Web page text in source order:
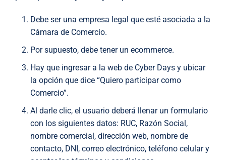
Debe ser una empresa legal que esté asociada a la
Cámara de Comercio.
Por supuesto, debe tener un ecommerce.
Hay que ingresar a la web de Cyber Days y ubicar
la opción que dice “Quiero participar como
Comercio”.
Al darle clic, el usuario deberá llenar un formulario
con los siguientes datos: RUC, Razón Social,
nombre comercial, dirección web, nombre de
contacto, DNI, correo electrónico, teléfono celular y